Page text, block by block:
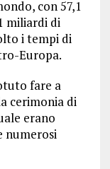
con 57,1
miliardi di
i tempi di
Europa.
fare a
cerimonia di
erano
numerosi